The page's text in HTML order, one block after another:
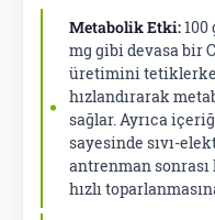
Metabolik Etki:100
mg gibi devasa bir
üretimini
hızlandırarak
sağlar. Ayrıca
sayesinde sıvı-
antrenman
hızlı